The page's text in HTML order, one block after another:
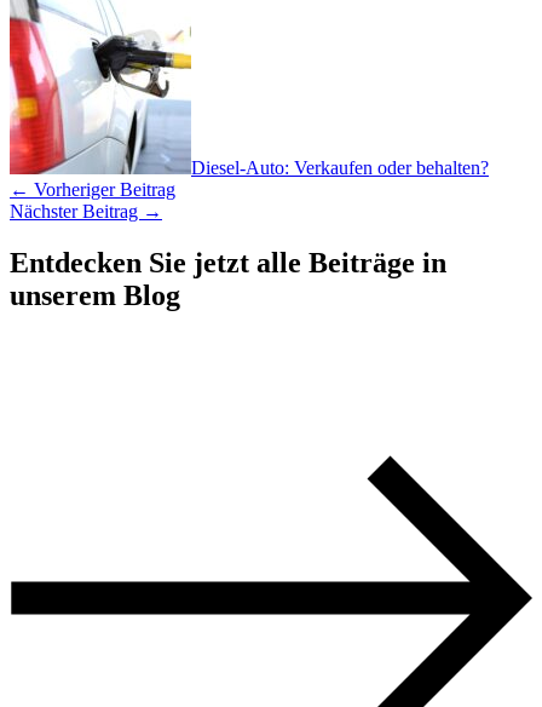
Diesel-Auto: Verkaufen oder behalten?
← Vorheriger Beitrag
Nächster Beitrag →
Entdecken Sie jetzt alle Beiträge in
unserem Blog